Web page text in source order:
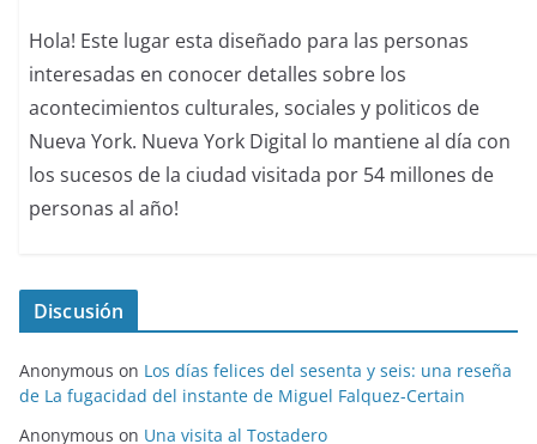
Hola! Este lugar esta diseñado para las personas
interesadas en conocer detalles sobre los
acontecimientos culturales, sociales y politicos de
Nueva York. Nueva York Digital lo mantiene al día con
los sucesos de la ciudad visitada por 54 millones de
personas al año!
Discusión
Anonymous on Los días felices del sesenta y seis: una reseña
de La fugacidad del instante de Miguel Falquez-Certain
Anonymous on Una visita al Tostadero